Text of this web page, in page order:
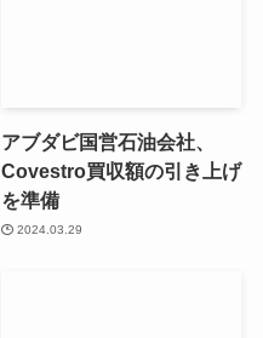
アブダビ国営石油会社、
Covestro買収額の引き上げ
を準備
2024.03.29